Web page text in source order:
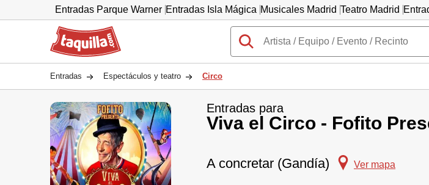
Entradas Parque Warner Entradas Isla Mágica Musicales Madrid Teatro Madrid
Taquilla.com
Entradas Espectáculos y teatro Circo
Entradas para
Viva el Circo - Fofito
A concretar (Gandía) Ver mapa